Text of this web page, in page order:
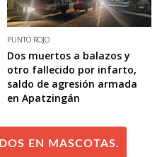
PUNTO ROJO
Dos muertos a balazos y
otro fallecido por infarto,
saldo de agresión armada
en Apatzingán
MÁS VENDIDOS EN MASCOTAS.